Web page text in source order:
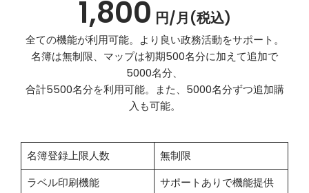
1,800 円/月(税込)
全ての機能が利用可能。より良い政務活動をサポート。
名簿は無制限、マップは初期500名分に加えて追加で
5000名分、
合計5500名分を利用可能。また、5000名分ずつ追加購
入も可能。
名簿登録上限人数
無制限
ラベル印刷機能
サポートありで機能提供